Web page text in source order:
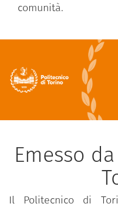
comunità.
Emesso
Il Politecnico di